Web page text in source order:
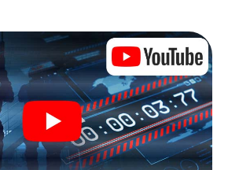
Escape Room in Matsudo
ein Zimmer eingesperrt, aus dem Sie
Zeitfenster befreien
Schnitzeljagd erklärt ganz
Spielfeld! Die technische
Agentenabenteuer in Matsudo: Ein
ins mobile Internet. Per Klick